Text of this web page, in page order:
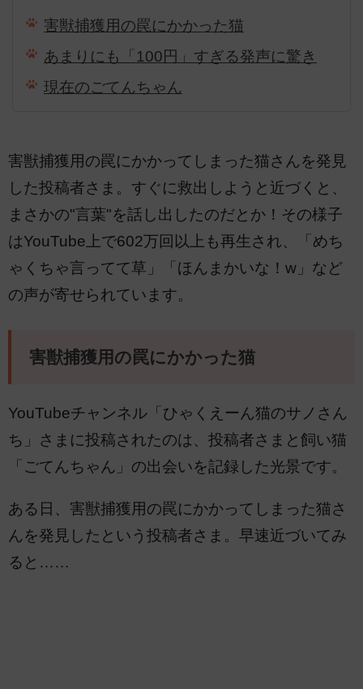
害獣捕獲用の罠にかかった猫
あまりにも「100円」すぎる発声に驚き
現在のごてんちゃん
害獣捕獲用の罠にかかってしまった猫さんを発見
した投稿者さま。すぐに救出しようと近づくと、
まさかの"言葉"を話し出したのだとか！その様子
はYouTube上で602万回以上も再生され、「めち
ゃくちゃ言ってて草」「ほんまかいな！w」など
の声が寄せられています。
害獣捕獲用の罠にかかった猫
YouTubeチャンネル「ひゃくえーん猫のサノさん
ち」さまに投稿されたのは、投稿者さまと飼い猫
「ごてんちゃん」の出会いを記録した光景です。
ある日、害獣捕獲用の罠にかかってしまった猫さ
んを発見したという投稿者さま。早速近づいてみ
ると……